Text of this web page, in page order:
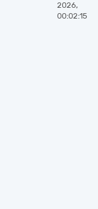
2026,
00:02:15